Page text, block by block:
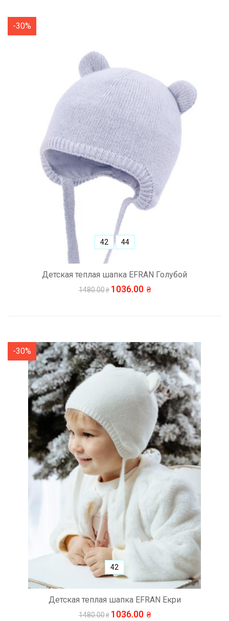
-30%
Детская теплая шапка EFRAN Голубой
1480.00 1036.00
42 44
-30%
Детская теплая шапка EFRAN Екри
1480.00 1036.00
42